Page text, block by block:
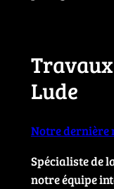
Lude
Notre dernière
Spécialiste de
notre équipe